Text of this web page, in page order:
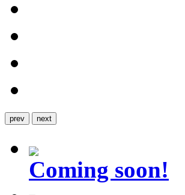
prev next
Coming soon!